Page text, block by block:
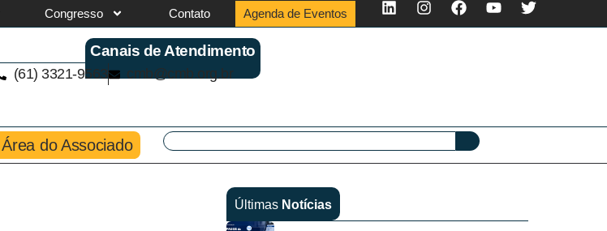
Congresso Contato Agenda de Eventos
Canais de Atendimento
(61) 3321-9563 cmb@cmb.org.br
Área do Associado
Últimas Notícias